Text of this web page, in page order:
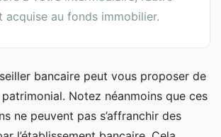
acquise au fonds immobilier.
bancaire peut vous proposer de
Notez néanmoins que ces
ne peuvent pas s’affranchir des